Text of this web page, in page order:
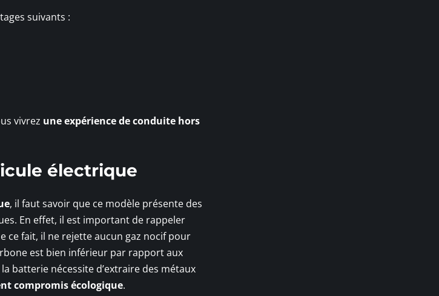
suivants :
vivrez une expérience de conduite hors
électrique
, il faut savoir que ce modèle présente des
En effet, il est important de rappeler
ce fait, il ne rejette aucun gaz nocif pour
est bien inférieur par rapport aux
batterie nécessite d’extraire des métaux
compromis écologique.